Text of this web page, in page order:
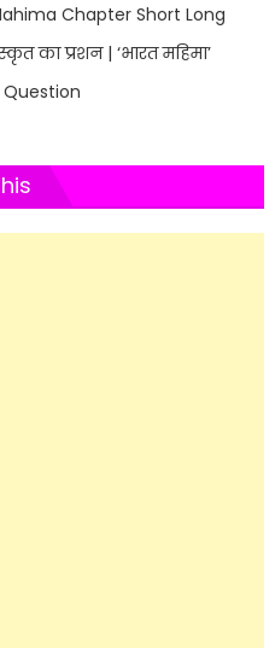
Chapter Short Long
का प्रशन | ‘भारत महिमा’